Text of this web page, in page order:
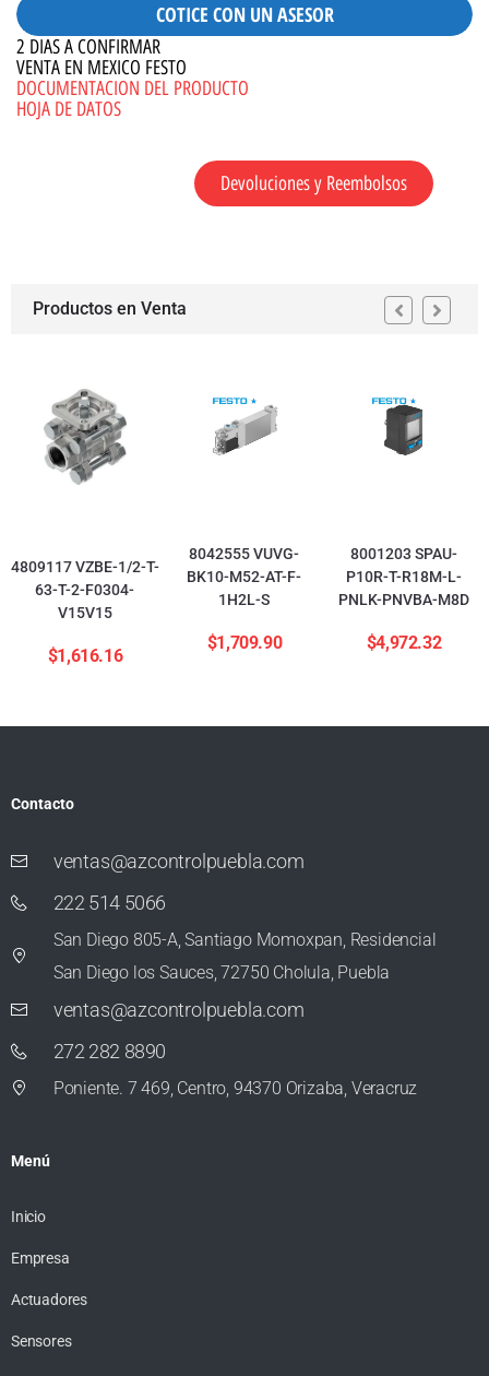
COTICE CON UN ASESOR
2 DIAS A CONFIRMAR
VENTA EN MEXICO FESTO
DOCUMENTACION DEL PRODUCTO
HOJA DE DATOS
Devoluciones y Reembolsos
Productos en Venta
4809117 VZBE-1/2-T-
63-T-2-F0304-
V15V15
$1,616.16
8042555 VUVG-
BK10-M52-AT-F-
1H2L-S
$1,709.90
8001203 SPAU-
P10R-T-R18M-L-
PNLK-PNVBA-M8D
$4,972.32
Contacto
ventas@azcontrolpuebla.com
222 514 5066
San Diego 805-A, Santiago Momoxpan, Residencial
San Diego los Sauces, 72750 Cholula, Puebla
ventas@azcontrolpuebla.com
272 282 8890
Poniente. 7 469, Centro, 94370 Orizaba, Veracruz
Menú
Inicio
Empresa
Actuadores
Sensores